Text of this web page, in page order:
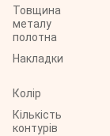
Товщина
металу
полотна
Накладки
Колір
Кількість
контурів